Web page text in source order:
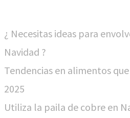
¿ Necesitas ideas para
Navidad ?
Tendencias en alimentos
2025​
Utiliza la paila de cobre en